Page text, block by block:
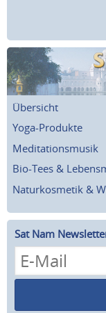
Übersicht
Yoga-Produkte
Meditationsmusik
Bio-Tees &
Naturkosmetik &
Sat Nam